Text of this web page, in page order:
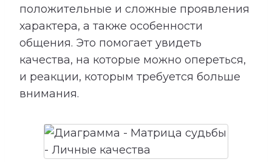
положительные и сложные проявления
характера, а также особенности
общения. Это помогает увидеть
качества, на которые можно опереться,
и реакции, которым требуется больше
внимания.